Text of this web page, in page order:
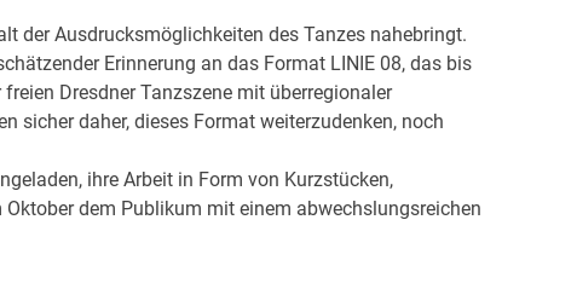
der Ausdrucksmöglichkeiten des Tanzes nahebringt.
Erinnerung an das Format LINIE 08, das bis
Dresdner Tanzszene mit überregionaler
sicher daher, dieses Format weiterzudenken, noch
ihre Arbeit in Form von Kurzstücken,
dem Publikum mit einem abwechslungsreichen